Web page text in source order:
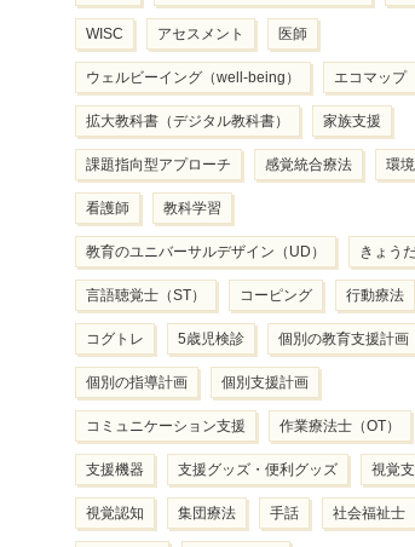
WISC アセスメント 医師
ウェルビーイング（well-being） エコマップ
拡大教科書（デジタル教科書） 家族支援
課題指向型アプローチ 感覚統合療法 環
看護師 教科学習
教育のユニバーサルデザイン（UD） きょう
言語聴覚士（ST） コーピング 行動療法
コグトレ 5歳児検診 個別の教育支援計画
個別の指導計画 個別支援計画
コミュニケーション支援 作業療法士（OT）
支援機器 支援グッズ・便利グッズ 視覚
視覚認知 集団療法 手話 社会福祉士